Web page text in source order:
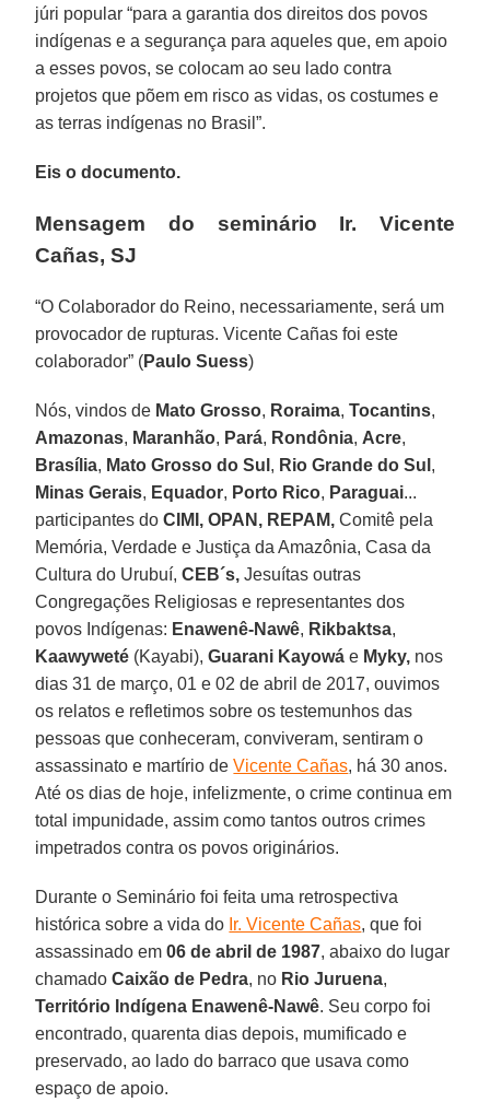
júri popular “para a garantia dos direitos dos povos
indígenas e a segurança para aqueles que, em apoio
a esses povos, se colocam ao seu lado contra
projetos que põem em risco as vidas, os costumes e
as terras indígenas no Brasil”.
Eis o documento.
Mensagem do seminário Ir. Vicente
Cañas, SJ
“O Colaborador do Reino, necessariamente, será um
provocador de rupturas. Vicente Cañas foi este
colaborador” (Paulo Suess)
Nós, vindos de Mato Grosso, Roraima,Tocantins,
Amazonas, Maranhão, Pará, Rondônia, Acre,
Brasília, Mato Grosso do Sul , Rio Grande do Sul ,
Minas Gerais, Equador, Porto Rico, Paraguai...
participantes doCIMI, OPAN, REPAM, Comitê pela
Memória, Verdade e Justiça da Amazônia, Casa da
Cultura do Urubuí,CEB´s, Jesuítas outras
Congregações Religiosas e representantes dos
povos Indígenas: Enawenê-Nawê, Rikbaktsa,
Kaawyweté (Kayabi),Guarani Kayowá e Myky, nos
dias 31 de março, 01 e 02 de abril de 2017, ouvimos
os relatos e refletimos sobre os testemunhos das
pessoas que conheceram, conviveram, sentiram o
assassinato e martírio deVicente Cañas, há 30 anos.
Até os dias de hoje, infelizmente, o crime continua em
total impunidade, assim como tantos outros crimes
impetrados contra os povos originários.
Durante o Seminário foi feita uma retrospectiva
histórica sobre a vida do Ir. Vicente Cañas, que foi
assassinado em06 de abril de 1987, abaixo do lugar
chamadoCaixão de Pedra, no Rio Juruena,
Território Indígena Enawenê-Nawê. Seu corpo foi
encontrado, quarenta dias depois, mumificado e
preservado, ao lado do barraco que usava como
espaço de apoio.